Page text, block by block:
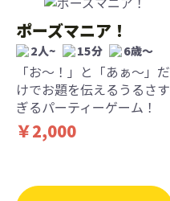
ポーズマニア！
2人~ 15分 6歳〜
「お～！」と「あぁ～」だ
けでお題を伝えるうるさす
ぎるパーティーゲーム！
￥2,000